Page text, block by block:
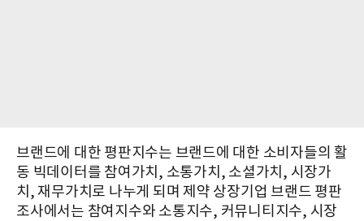
브랜드에 대한 평판지수는 브랜드에 대한 소비자들의 활
동 빅데이터를 참여가치, 소통가치, 소셜가치, 시장가
치, 재무가치로 나누게 되며 제약 상장기업 브랜드 평판
조사에서는 참여지수와 소통지수, 커뮤니티지수, 시장